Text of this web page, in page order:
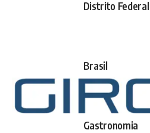
Distrito Federal
Brasil
Gastronomia